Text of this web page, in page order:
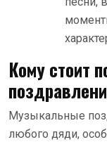
Кому стоит
Музыкальные
любого дяди,